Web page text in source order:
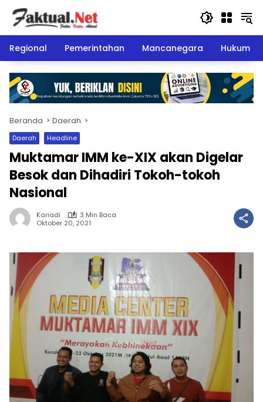
Langsung
konten
Regional
Pemerintahan Mancanegara Hukum
Beranda Daerah
Daerah Headline
Muktamar IMM ke-XIX akan Digelar
Besok dan Dihadiri Tokoh-tokoh
Nasional
Kariadi
3 Min Baca
Oktober 20, 2021